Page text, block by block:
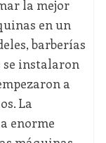
la mejor
en un
barberías
se instalaron
a
La
enorme